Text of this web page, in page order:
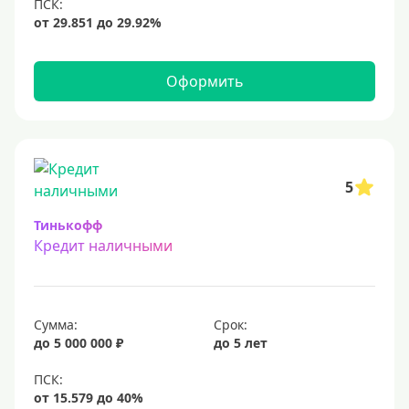
15 млн
20 млн
50 миллионов
Меньше 1 млн (руб)
15000 руб
18000 руб
20 тысяч
Оформить
5
Тинькофф
Кредит наличными
Сумма:
до 5 000 000 ₽
Срок:
до 5 лет